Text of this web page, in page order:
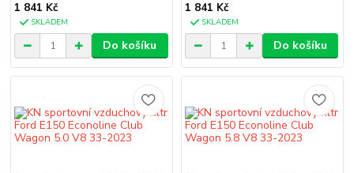
1 841 Kč
SKLADEM
Do košíku
1 841 Kč
SKLADEM
Do košíku